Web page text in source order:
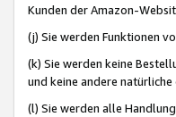
Kunden der Amazon-
(j) Sie werden Funktionen
(k) Sie werden keine
und keine andere
(l) Sie werden alle